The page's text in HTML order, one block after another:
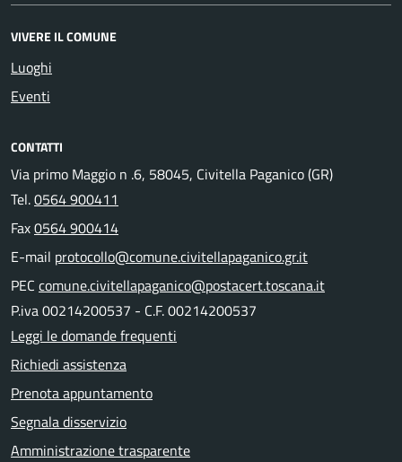
VIVERE IL COMUNE
Luoghi
Eventi
CONTATTI
Via primo Maggio n .6, 58045, Civitella Paganico (GR)
Tel.0564 900411
Fax0564 900414
E-mail protocollo@comune.civitellapaganico.gr.it
PEC comune.civitellapaganico@postacert.toscana.it
P.iva 00214200537 - C.F. 00214200537
Leggi le domande frequenti
Richiedi assistenza
Prenota appuntamento
Segnala disservizio
Amministrazione trasparente